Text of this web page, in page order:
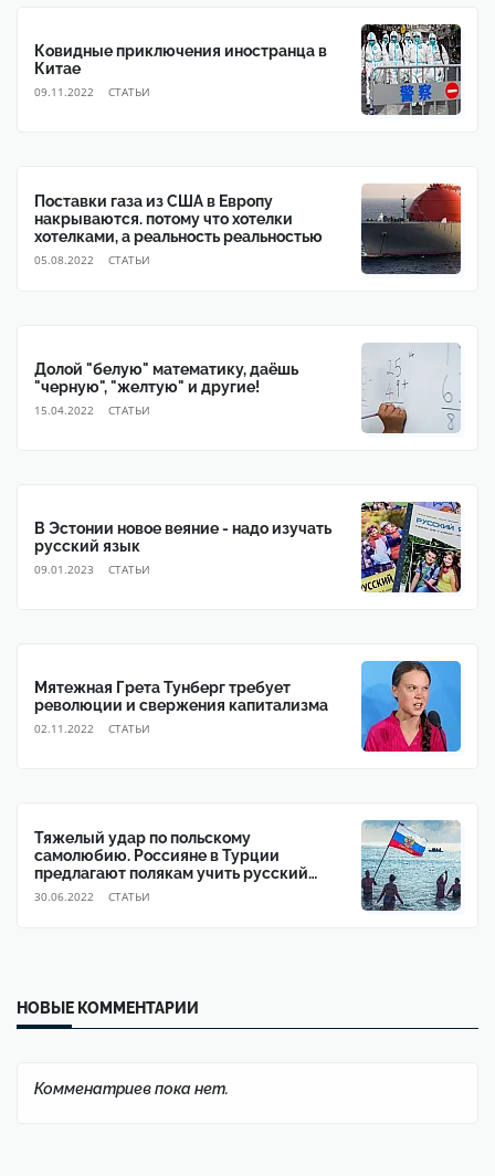
Ковидные приключения иностранца в
Китае
09.11.2022 CТАТЬИ
Поставки газа из США в Европу
накрываются. потому что хотелки
хотелками, а реальность реальностью
05.08.2022 CТАТЬИ
Долой "белую" математику, даёшь
"черную", "желтую" и другие!
15.04.2022 CТАТЬИ
В Эстонии новое веяние - надо изучать
русский язык
09.01.2023 CТАТЬИ
Мятежная Грета Тунберг требует
революции и свержения капитализма
02.11.2022 CТАТЬИ
Тяжелый удар по польскому
самолюбию. Россияне в Турции
предлагают полякам учить русский
язык
30.06.2022 CТАТЬИ
НОВЫЕ КОММЕНТАРИИ
Комменатриев пока нет.